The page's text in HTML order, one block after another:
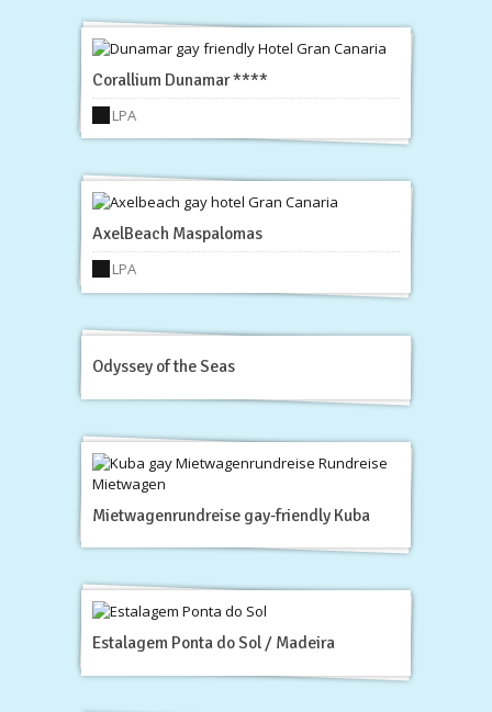
Corallium Dunamar ****
LPA
AxelBeach Maspalomas
LPA
Odyssey of the Seas
Mietwagenrundreise gay-friendly Kuba
Estalagem Ponta do Sol / Madeira